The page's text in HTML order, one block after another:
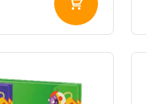
Toevoegen
aan
winkelwagen